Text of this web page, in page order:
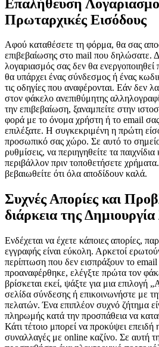
Επαλήθευση
Πρωταρχικές Εισόδους
Αφού καταθέσετε τη φόρμα, θα σας
επιβεβαίωσης στο mail που δηλώσατε.
λογαριασμός σας δεν θα
θα υπάρχει ένας σύνδεσμος ή ένας
τις οδηγίες που αναφέρονται. Εάν δεν
στον φάκελο ανεπιθύμητης
την επιβεβαίωση, ξαναμπείτε στην
φορά με το όνομα χρήστη ή το email
επιλέξατε. Η συγκεκριμένη η πρώτη
προσωπικό σας χώρο. Σε αυτό το
ρυθμίσεις, να περιηγηθείτε τα
περιβάλλον πριν τοποθετήσετε
βεβαιωθείτε ότι όλα αποδίδουν καλά.
Συχνές Απορίες και
διάρκεια της
Ενδέχεται να έχετε κάποιες απορίες,
εγγραφής είναι εύκολη. Αρκετοί
περίπτωση που δεν εισπράξουν το
προαναφέρθηκε, ελέγξτε πρώτα τον
βρίσκεται εκεί, ψάξτε για μια επιλογή
σελίδα σύνδεσης ή επικοινωνήστε με
πελατών. Ένα επιπλέον συχνό ζήτημα
πληρωμής κατά την προσπάθεια να
Κάτι τέτοιο μπορεί να προκύψει
συναλλαγές με online καζίνο. Σε αυτή